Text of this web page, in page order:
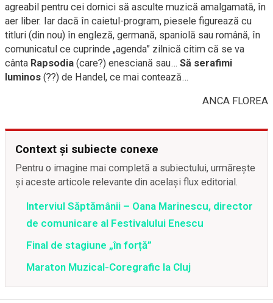
agreabil pentru cei dornici să asculte muzică amalgamată, în
aer liber. Iar dacă în caietul-program, piesele figurează cu
titluri (din nou) în engleză, germană, spaniolă sau română, în
comunicatul ce cuprinde „agenda” zilnică citim că se va
cânta Rapsodia (care?) enesciană sau… Să serafimi
luminos (??) de Handel, ce mai contează…
ANCA FLOREA
Context și subiecte conexe
Pentru o imagine mai completă a subiectului, urmărește
și aceste articole relevante din același flux editorial.
Interviul Săptămânii – Oana Marinescu, director
de comunicare al Festivalului Enescu
Final de stagiune „în forță”
Maraton Muzical-Coregrafic la Cluj